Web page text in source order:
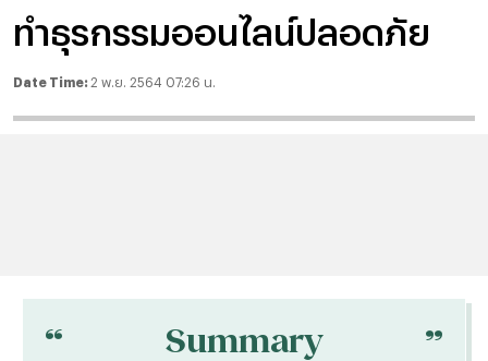
ทำธุรกรรมออนไลน์ปลอดภัย
Date Time: 2 พ.ย. 2564 07:26 น.
“ Summary “